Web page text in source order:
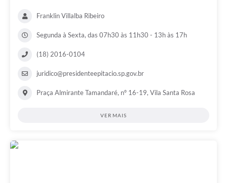
Franklin Villalba Ribeiro
Segunda à Sexta, das 07h30 às 11h30 - 13h às 17h
(18) 2016-0104
juridico@presidenteepitacio.sp.gov.br
Praça Almirante Tamandaré, nº 16-19, Vila Santa Rosa
VER MAIS